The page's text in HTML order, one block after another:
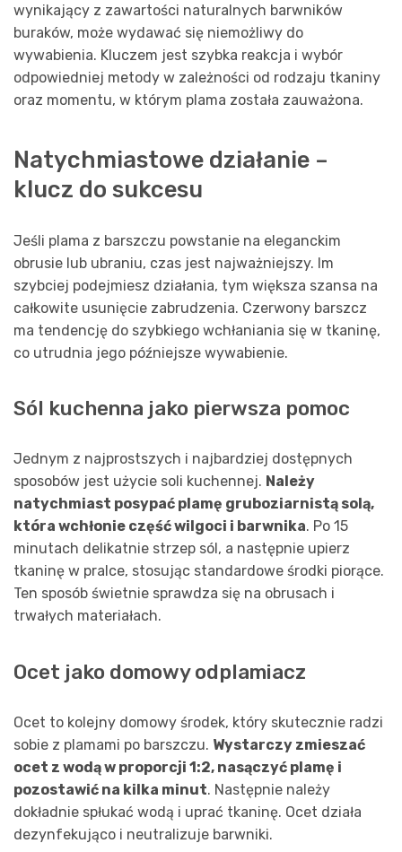
wynikający z zawartości naturalnych barwników
buraków, może wydawać się niemożliwy do
wywabienia. Kluczem jest szybka reakcja i wybór
odpowiedniej metody w zależności od rodzaju tkaniny
oraz momentu, w którym plama została zauważona.
Natychmiastowe działanie –
klucz do sukcesu
Jeśli plama z barszczu powstanie na eleganckim
obrusie lub ubraniu, czas jest najważniejszy. Im
szybciej podejmiesz działania, tym większa szansa na
całkowite usunięcie zabrudzenia. Czerwony barszcz
ma tendencję do szybkiego wchłaniania się w tkaninę,
co utrudnia jego późniejsze wywabienie.
Sól kuchenna jako pierwsza pomoc
Jednym z najprostszych i najbardziej dostępnych
sposobów jest użycie soli kuchennej. Należy
natychmiast posypać plamę gruboziarnistą solą,
która wchłonie część wilgoci i barwnika. Po 15
minutach delikatnie strzep sól, a następnie upierz
tkaninę w pralce, stosując standardowe środki piorące.
Ten sposób świetnie sprawdza się na obrusach i
trwałych materiałach.
Ocet jako domowy odplamiacz
Ocet to kolejny domowy środek, który skutecznie radzi
sobie z plamami po barszczu. Wystarczy zmieszać
ocet z wodą w proporcji 1:2, nasączyć plamę i
pozostawić na kilka minut. Następnie należy
dokładnie spłukać wodą i uprać tkaninę. Ocet działa
dezynfekująco i neutralizuje barwniki.